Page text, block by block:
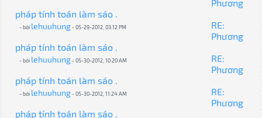
Phương
pháp tính toán làm sáo .
- bởi lehuuhung- 05-29-2012, 03:12 PM
RE:
Phương
pháp tính toán làm sáo .
- bởi lehuuhung- 05-30-2012, 10:20 AM
RE:
Phương
pháp tính toán làm sáo .
- bởi lehuuhung- 05-30-2012, 11:24 AM
RE:
Phương
pháp tính toán làm sáo .